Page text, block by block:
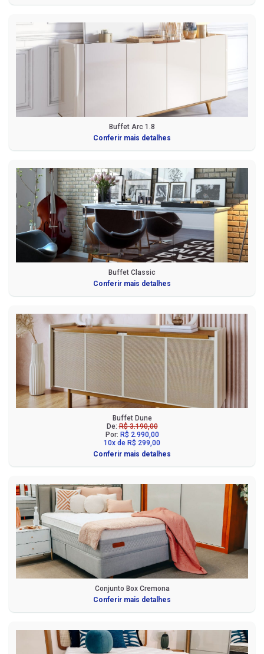
Buffet Arc 1.8
Conferir mais detalhes
Buffet Classic
Conferir mais detalhes
Buffet Dune
De:R$ 3.190,00
Por: R$ 2.990,00
10x de R$ 299,00
Conferir mais detalhes
Conjunto Box Cremona
Conferir mais detalhes